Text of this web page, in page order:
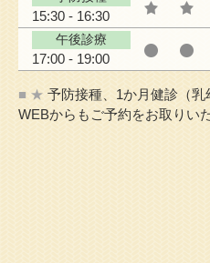
15:30 - 16:30
午後診療
17:00 - 19:00
■ ★ 予防接種、1か月健診（乳
WEBからもご予約をお取りい